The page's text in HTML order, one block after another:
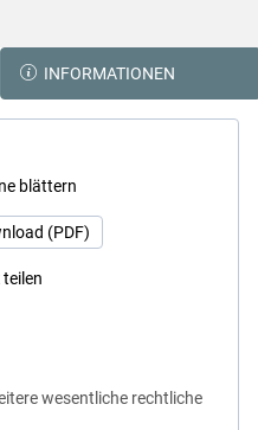
INFORMATIONEN
blättern
(PDF)
teilen
wesentliche rechtliche